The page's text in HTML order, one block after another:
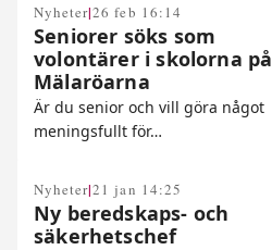
Nyheter|26 feb 16:14
Seniorer söks som
volontärer i skolorna på
Mälaröarna
Är du senior och vill göra något
meningsfullt för…
Nyheter|21 jan 14:25
Ny beredskaps- och
säkerhetschef